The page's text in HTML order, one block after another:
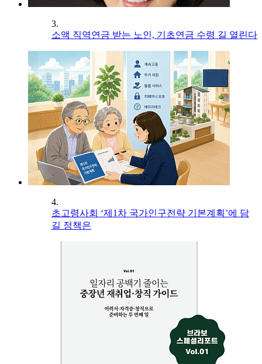
3.
소액 직역연금 받는 노인, 기초연금 수령 길 열린다
4.
초고령사회 ‘제1차 국가인구전략 기본계획’에 담
길 정책은